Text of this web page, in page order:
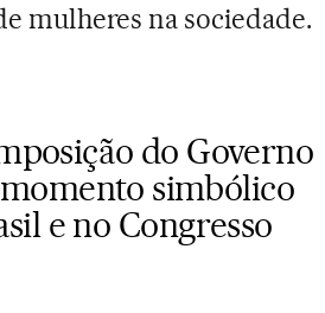
mulheres na sociedade.
do Governo
simbólico
e no Congresso